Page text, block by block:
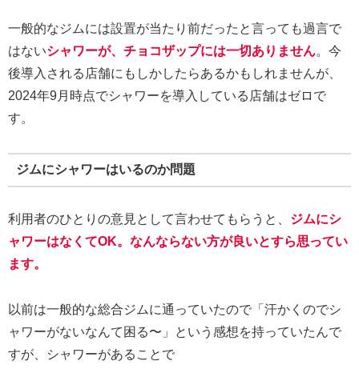
一般的なジムには設置が当たり前だったと言っても過言で
はないシャワーが、チョコザップには一切ありません。今
後導入される店舗にもしかしたらあるかもしれませんが、
2024年9月時点でシャワーを導入している店舗はゼロで
す。
ジムにシャワーはいるのか問題
利用者のひとりの意見として言わせてもらうと、 ジムにシ
ャワーはなくてOK。なんならない方が良いとすら思ってい
ます。
以前は一般的な総合ジムに通っていたので「汗かくのでシ
ャワーがないなんて困る〜」という感想を持っていたんで
すが、シャワーがあることで